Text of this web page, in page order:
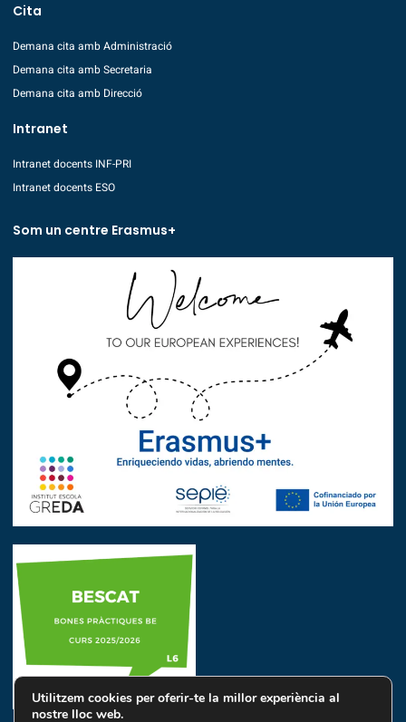
Cita
Demana cita amb Administració
Demana cita amb Secretaria
Demana cita amb Direcció
Intranet
Intranet docents INF-PRI
Intranet docents ESO
Som un centre Erasmus+
Utilitzem cookies per oferir-te la millor experiència al
nostre lloc web.